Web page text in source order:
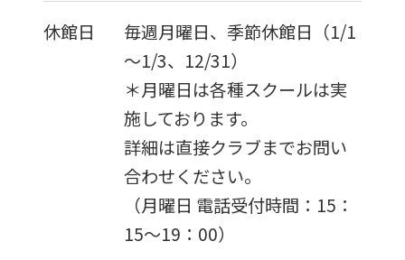
休館日
毎週月曜日、季節休館日（1/1
～1/3、12/31）
＊月曜日は各種スクールは実
施しております。
詳細は直接クラブまでお問い
合わせください。
（月曜日 電話受付時間：15：
15〜19：00）
below
(start
automatic
translation)
to
return
to
the